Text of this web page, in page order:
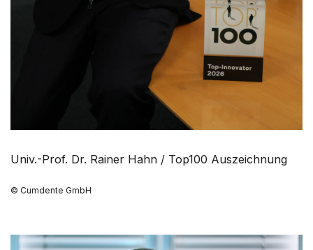
Univ.-Prof. Dr. Rainer Hahn / Top100 Auszeichnung
© Cumdente GmbH